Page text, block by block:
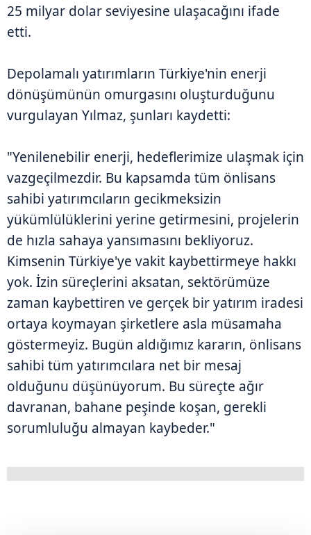
25 milyar dolar seviyesine ulaşacağını ifade
etti.
Depolamalı yatırımların Türkiye'nin enerji
dönüşümünün omurgasını oluşturduğunu
vurgulayan Yılmaz, şunları kaydetti:
"Yenilenebilir enerji, hedeflerimize ulaşmak için
vazgeçilmezdir. Bu kapsamda tüm önlisans
sahibi yatırımcıların gecikmeksizin
yükümlülüklerini yerine getirmesini, projelerin
de hızla sahaya yansımasını bekliyoruz.
Kimsenin Türkiye'ye vakit kaybettirmeye hakkı
yok. İzin süreçlerini aksatan, sektörümüze
zaman kaybettiren ve gerçek bir yatırım iradesi
ortaya koymayan şirketlere asla müsamaha
göstermeyiz. Bugün aldığımız kararın, önlisans
sahibi tüm yatırımcılara net bir mesaj
olduğunu düşünüyorum. Bu süreçte ağır
davranan, bahane peşinde koşan, gerekli
sorumluluğu almayan kaybeder."